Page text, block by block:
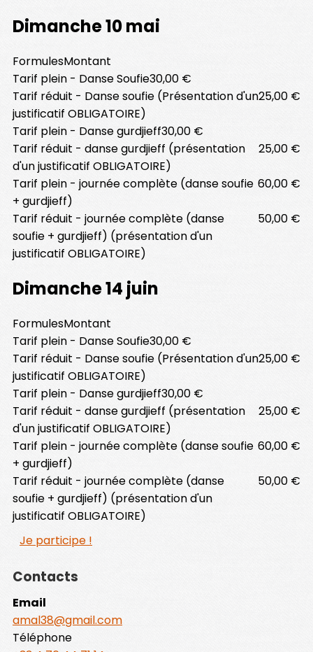
Dimanche 10 mai
FormulesMontant
Tarif plein - Danse Soufie30,00 €
Tarif réduit - Danse soufie (Présentation d'un
justificatif OBLIGATOIRE)
25,00 €
Tarif plein - Danse gurdjieff30,00 €
Tarif réduit - danse gurdjieff (présentation
d'un justificatif OBLIGATOIRE)
25,00 €
Tarif plein - journée complète (danse soufie
+ gurdjieff)
60,00 €
Tarif réduit - journée complète (danse
soufie + gurdjieff) (présentation d'un
justificatif OBLIGATOIRE)
50,00 €
Dimanche 14 juin
FormulesMontant
Tarif plein - Danse Soufie30,00 €
Tarif réduit - Danse soufie (Présentation d'un
justificatif OBLIGATOIRE)
25,00 €
Tarif plein - Danse gurdjieff30,00 €
Tarif réduit - danse gurdjieff (présentation
d'un justificatif OBLIGATOIRE)
25,00 €
Tarif plein - journée complète (danse soufie
+ gurdjieff)
60,00 €
Tarif réduit - journée complète (danse
soufie + gurdjieff) (présentation d'un
justificatif OBLIGATOIRE)
50,00 €
Je participe !
Contacts
Email
amal38@gmail.com
Téléphone